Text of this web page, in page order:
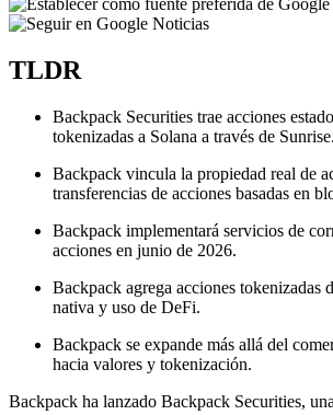
TLDR
Backpack Securities trae acciones
tokenizadas a Solana a través de Sunrise.
Backpack vincula la propiedad real de
transferencias de acciones basadas en
Backpack implementará servicios de
acciones en junio de 2026.
Backpack agrega acciones tokenizadas
nativa y uso de DeFi.
Backpack se expande más allá del
hacia valores y tokenización.
Backpack ha lanzado Backpack Securities,